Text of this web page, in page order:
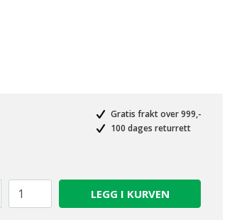
Gratis frakt over 999,-
100 dages returrett
LEGG I KURVEN